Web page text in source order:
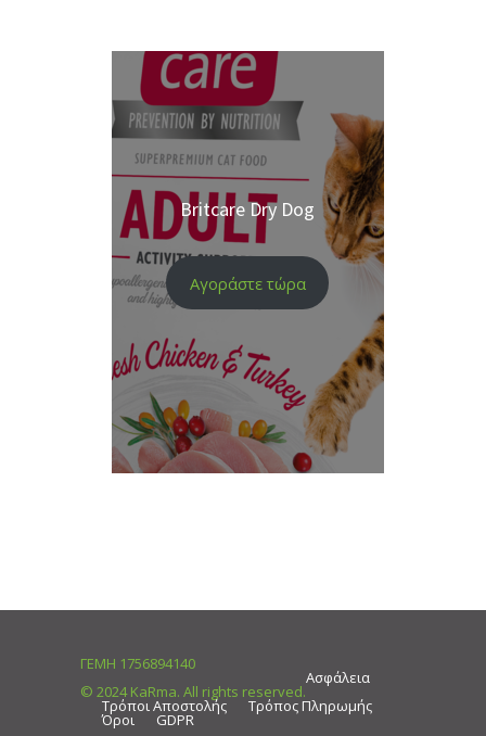
Britcare Dry Dog
Αγοράστε τώρα
ΓΕΜΗ 1756894140
© 2024 KaRma. All rights reserved.
Ασφάλεια
Τρόποι Αποστολής
Τρόπος Πληρωμής
Όροι GDPR